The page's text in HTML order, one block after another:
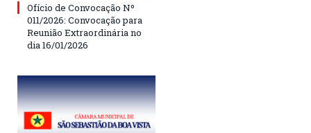
Ofício de Convocação Nº
011/2026: Convocação para
Reunião Extraordinária no
dia 16/01/2026